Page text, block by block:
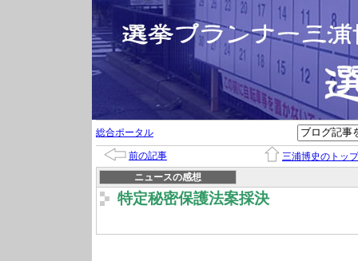
総合ポータル
前の記事
三浦博史のトップ
ニュースの感想
特定秘密保護法案採決